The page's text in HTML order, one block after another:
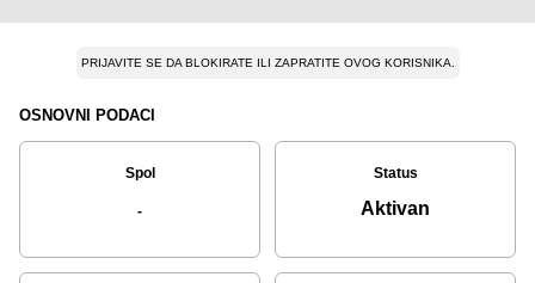
PRIJAVITE SE DA BLOKIRATE ILI ZAPRATITE OVOG KORISNIKA.
OSNOVNI PODACI
Spol
-
Status
Aktivan